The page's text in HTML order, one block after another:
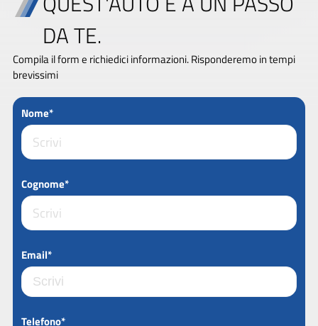
DA TE.
Compila il form e richiedici informazioni. Risponderemo in tempi
brevissimi
Nome*
Cognome*
Email*
Telefono*